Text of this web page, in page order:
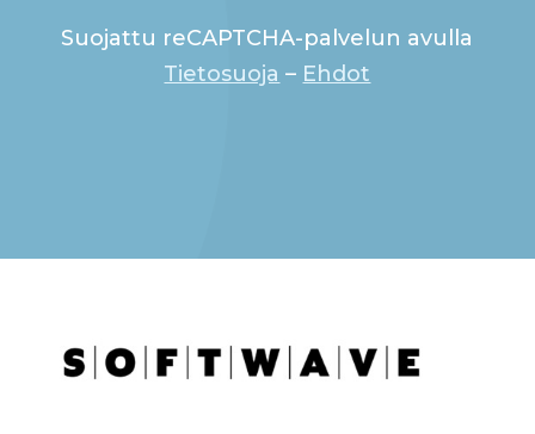
Suojattu reCAPTCHA-palvelun avulla
Tietosuoja – Ehdot